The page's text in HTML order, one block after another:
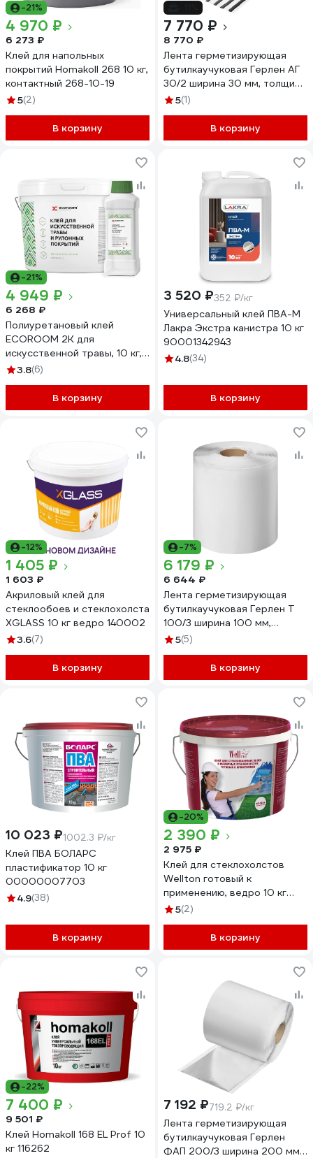
-21%
4 970 ₽
6 273 ₽
Клей для напольных
покрытий Homakoll 268 10 кг,
контактный 268-10-19
5(2)
В корзину
7 770 ₽
8 770 ₽
Лента герметизирующая
бутилкаучуковая Герлен АГ
30/2 ширина 30 мм, толщина
2 мм, черн., 120 м
5(1)
В корзину
-21%
4 949 ₽
6 268 ₽
Полиуретановый клей
ECOROOM 2К для
искусственной травы, 10 кг,
комплект из 2-х частей: А+Б
3.8(6)
В корзину
3 520 ₽352 ₽/кг
Универсальный клей ПВА-М
Лакра Экстра канистра 10 кг
90001342943
4.8(34)
В корзину
-12%
1 405 ₽
1 603 ₽
Акриловый клей для
стеклообоев и стеклохолста
XGLASS 10 кг ведро 140002
3.6(7)
В корзину
-7%
6 179 ₽
6 644 ₽
Лента герметизирующая
бутилкаучуковая Герлен Т
100/3 ширина 100 мм,
толщина 3 мм, липкая с двух
00000000083
5(5)
В корзину
10 023 ₽1002.3 ₽/кг
Клей ПВА БОЛАРС
пластификатор 10 кг
00000007703
4.9(38)
В корзину
-20%
2 390 ₽
2 975 ₽
Клей для стеклохолстов
Wellton готовый к
применению, ведро 10 кг
GW-10
5(2)
В корзину
-22%
7 400 ₽
9 501 ₽
Клей Homakoll 168 EL Prof 10
кг 116262
7 192 ₽719.2 ₽/кг
Лента герметизирующая
бутилкаучуковая Герлен
ФАП 200/3 ширина 200 мм,